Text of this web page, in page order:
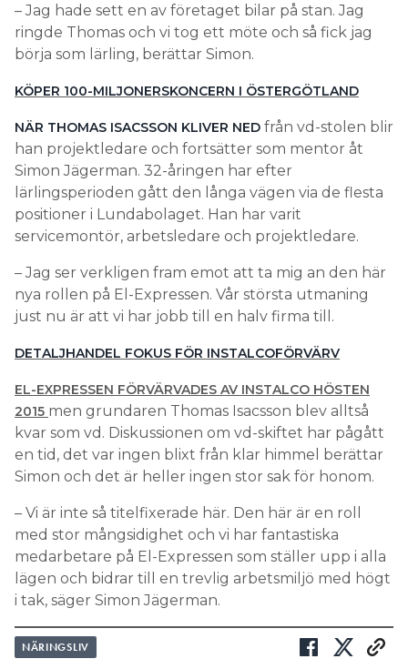
– Jag hade sett en av företaget bilar på stan. Jag
ringde Thomas och vi tog ett möte och så fick jag
börja som lärling, berättar Simon.
KÖPER 100-MILJONERSKONCERN I ÖSTERGÖTLAND
NÄR THOMAS ISACSSON KLIVER NED från vd-stolen blir
han projektledare och fortsätter som mentor åt
Simon Jägerman. 32-åringen har efter
lärlingsperioden gått den långa vägen via de flesta
positioner i Lundabolaget. Han har varit
servicemontör, arbetsledare och projektledare.
– Jag ser verkligen fram emot att ta mig an den här
nya rollen på El-Expressen. Vår största utmaning
just nu är att vi har jobb till en halv firma till.
DETALJHANDEL FOKUS FÖR INSTALCOFÖRVÄRV
EL-EXPRESSEN FÖRVÄRVADES AV INSTALCO HÖSTEN
2015 men grundaren Thomas Isacsson blev alltså
kvar som vd. Diskussionen om vd-skiftet har pågått
en tid, det var ingen blixt från klar himmel berättar
Simon och det är heller ingen stor sak för honom.
– Vi är inte så titelfixerade här. Den här är en roll
med stor mångsidighet och vi har fantastiska
medarbetare på El-Expressen som ställer upp i alla
lägen och bidrar till en trevlig arbetsmiljö med högt
i tak, säger Simon Jägerman.
NÄRINGSLIV